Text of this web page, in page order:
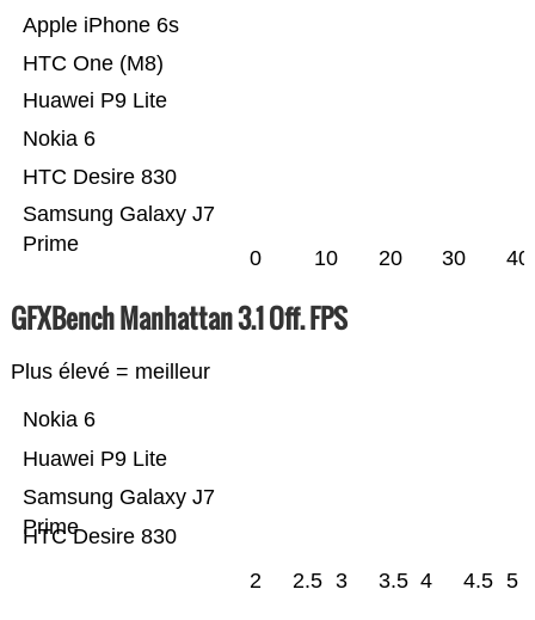
Samsung Galaxy J7
Prime
HTC Desire 830
Nokia 6
Huawei P9 Lite
HTC One (M8)
Apple iPhone 6s
0 10 20 30 40
GFXBench Manhattan 3.1 Off. FPS
Plus élevé = meilleur
HTC Desire 830
Samsung Galaxy J7
Prime
Huawei P9 Lite
Nokia 6
2 2.5 3 3.5 4 4.5 5